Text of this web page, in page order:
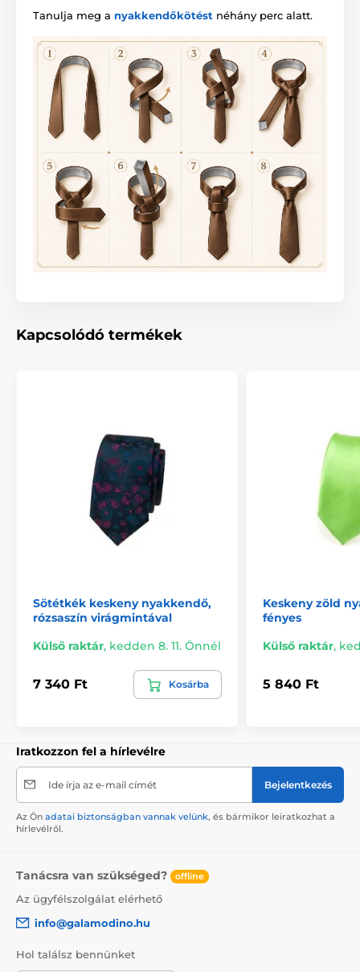
Tanulja meg a nyakkendőkötést néhány perc alatt.
Kapcsolódó termékek
Sötétkék keskeny nyakkendő,
rózsaszín virágmintával
Külső raktár, kedden 8. 11. Önnél
7 340 Ft Kosárba
Keskeny zöld
fényes
Külső raktár,
5 840 Ft
Iratkozzon fel a hírlevélre
Ide írja az e-mail címét Bejelentkezés
Az Ön adatai biztonságban vannak velünk, és bármikor leiratkozhat a
hírlevélről.
Tanácsra van szükséged? offline
Az ügyfélszolgálat elérhető
info@galamodino.hu
Hol találsz bennünket